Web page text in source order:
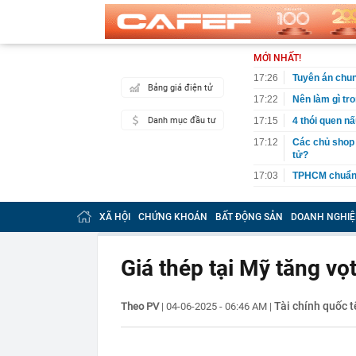
Bảng giá điện tử
Danh mục đầu tư
MỚI NHẤT!
17:26
Tuyên án
17:22
Nên làm gì
17:15
4 thói quen
17:12
Các chủ
tử?
17:03
TPHCM
16:46
Đề xuất giảm
đến 10 tỷ
máy
9 trụ cầu
XÃ HỘI CHỨNG KHOÁN BẤT ĐỘNG SẢN DOANH
Giá thép tại Mỹ tăng vọt
Theo PV| 04-06-2025 - 06:46 AM | Tài chính quốc